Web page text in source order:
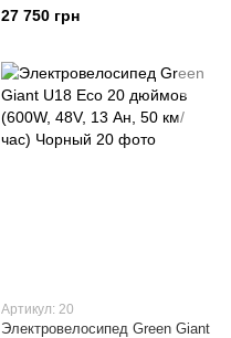
час) с дополнительным
сиденьем
27 750 грн
Артикул: 20
Электровелосипед Green Giant